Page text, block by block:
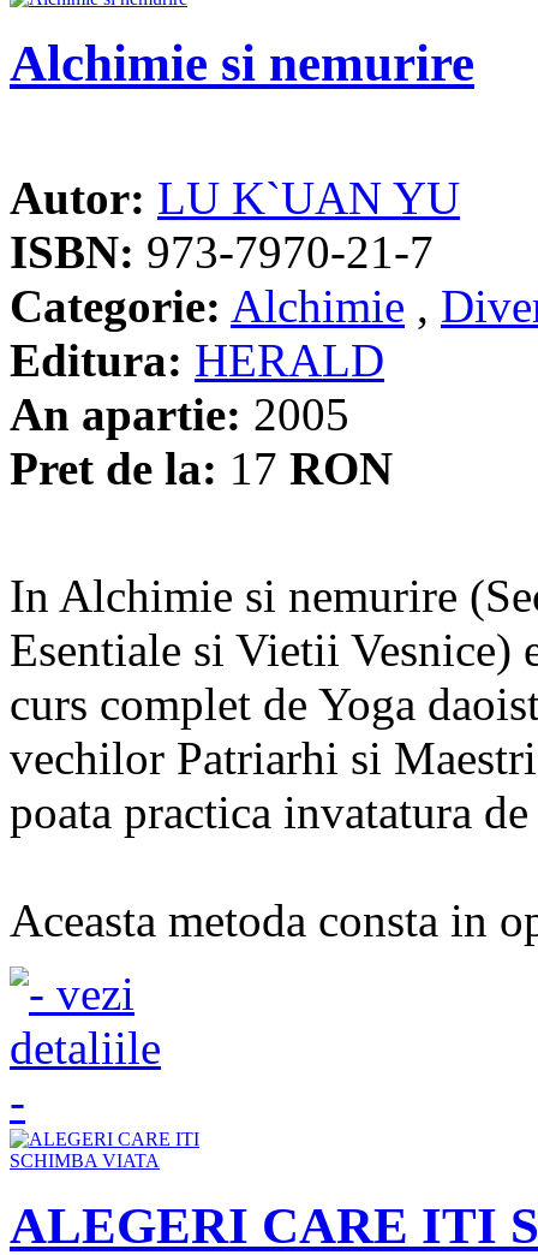
Alchimie si nemurire
Autor: LU K`UAN YU
ISBN: 973-7970-21-7
Categorie: Alchimie ,
Editura: HERALD
An apartie: 2005
Pret de la: 17 RON
In Alchimie si nemurire
Esentiale si Vietii Vesnice)
curs complet de Yoga
vechilor Patriarhi si
poata practica invatatura
Aceasta metoda consta in
ALEGERI CARE ITI